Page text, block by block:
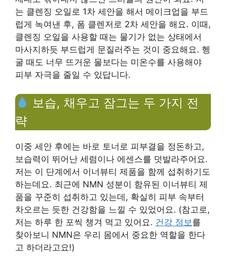
는 클렌징 오일로 1차 세안을 해서 메이크업을 부드
럽게 녹여낸 후, 폼 클렌저로 2차 세안을 해요. 이때,
클렌징 오일을 사용할 때는 물기가 없는 상태에서
마사지하듯 부드럽게 문질러주는 것이 중요해요. 헹
굴 때도 너무 뜨거운 물보다는 미온수를 사용해야
피부 자극을 줄일 수 있답니다.
보습, 채우고 잠그는 두 가지 전
략
이중 세안 후에는 바로 토너로 피부결을 정돈하고,
보습력이 뛰어난 세럼이나 에센스를 덧발라주어요.
저는 이 단계에서 이너뷰티 제품을 함께 섭취하기도
하는데요. 최근에 NMN 성분이 함유된 이너뷰티 제
품을 꾸준히 섭취하고 있는데, 확실히 피부 속부터
차오르는 듯한 건강함을 느낄 수 있었어요. (참고로,
저는 하루 한 포씩 챙겨 먹고 있어요. 건강 정보를
찾아보니 NMN은 우리 몸에서 중요한 역할을 한다
고 하더라고요!)